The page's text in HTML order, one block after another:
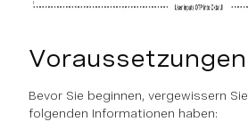
Voraussetzungen
Bevor Sie beginnen, vergewissern
folgenden Informationen haben: